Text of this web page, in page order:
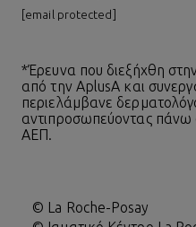
[email protected]
*Έρευνα που διεξήχθη
από την AplusA και
περιελάμβανε
αντιπροσωπεύοντας πάνω
ΑΕΠ.
© La Roche-Posay